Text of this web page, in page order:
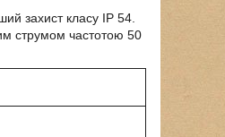
захист класу ІP 54.
струмом частотою 50